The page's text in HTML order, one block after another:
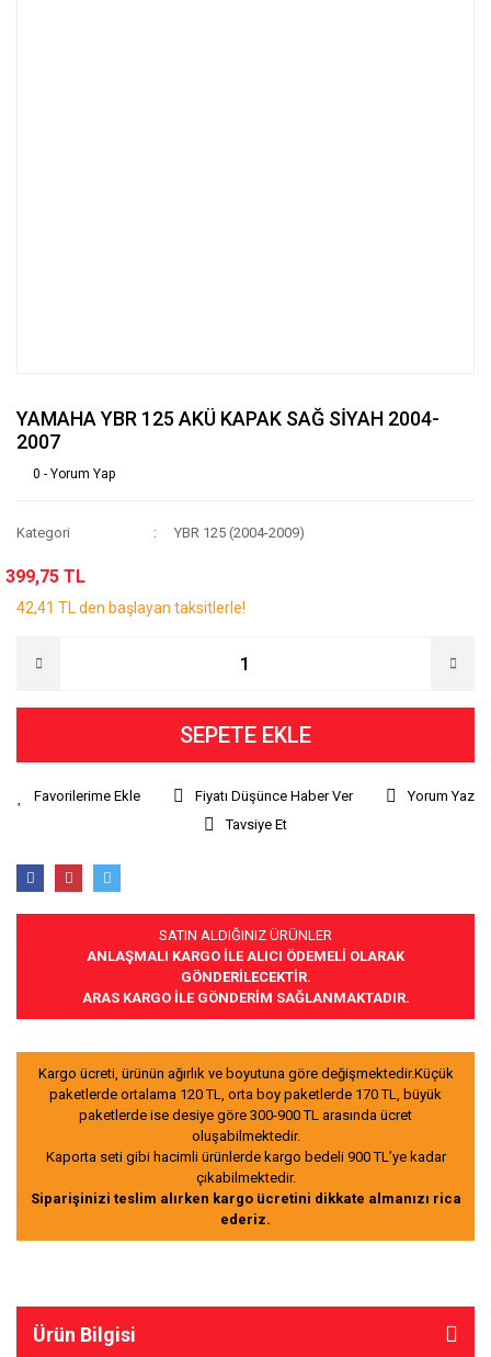
YAMAHA YBR 125 AKÜ KAPAK SAĞ SİYAH 2004-
2007
0 - Yorum Yap
Kategori YBR 125 (2004-2009)
399,75 TL
42,41 TL den başlayan taksitlerle!
SEPETE EKLE
Fiyatı Düşünce Haber Ver
Yorum Yaz
Tavsiye Et
SATIN ALDIĞINIZ ÜRÜNLER
ANLAŞMALI KARGO İLE ALICI ÖDEMELİ OLARAK
GÖNDERİLECEKTİR.
ARAS KARGO İLE GÖNDERİM SAĞLANMAKTADIR.
Kargo ücreti, ürünün ağırlık ve boyutuna göre değişmektedir.Küçük
paketlerde ortalama 120 TL, orta boy paketlerde 170 TL, büyük
paketlerde ise desiye göre 300-900 TL arasında ücret
oluşabilmektedir.
Kaporta seti gibi hacimli ürünlerde kargo bedeli 900 TL’ye kadar
çıkabilmektedir.
Siparişinizi teslim alırken kargo ücretini dikkate almanızı rica
ederiz.
Ürün Bilgisi